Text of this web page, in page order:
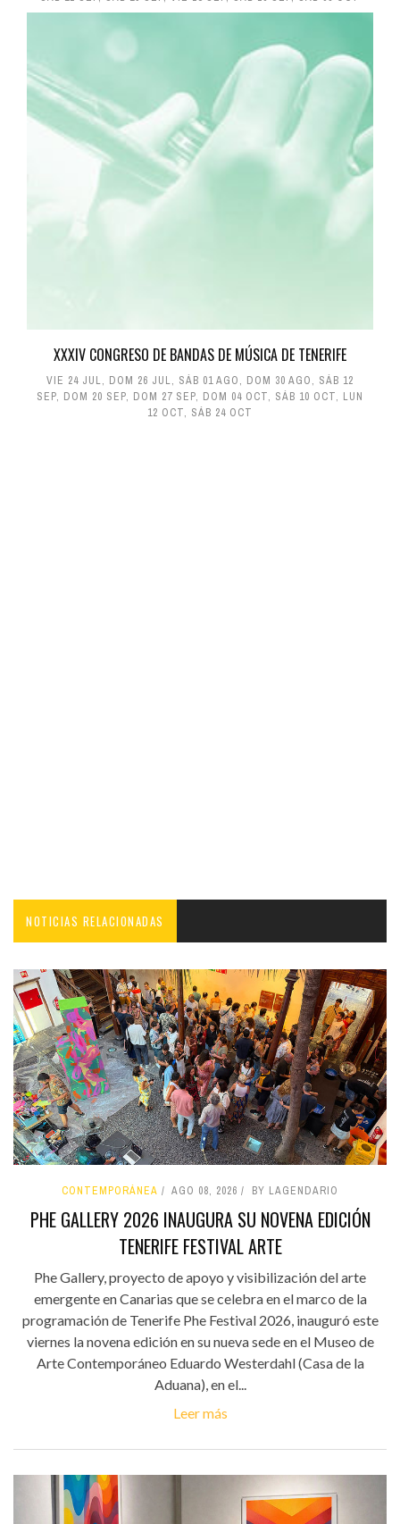
XXXIV CONGRESO DE BANDAS DE MÚSICA DE TENERIFE
VIE 24 JUL, DOM 26 JUL, SÁB 01 AGO, DOM 30 AGO, SÁB 12
SEP, DOM 20 SEP, DOM 27 SEP, DOM 04 OCT, SÁB 10 OCT, LUN
12 OCT, SÁB 24 OCT
NOTICIAS RELACIONADAS
CONTEMPORÁNEA AGO 08, 2026 BY LAGENDARIO
PHE GALLERY 2026 INAUGURA SU NOVENA EDICIÓN
TENERIFE FESTIVAL ARTE
Phe Gallery, proyecto de apoyo y visibilización del arte
emergente en Canarias que se celebra en el marco de la
programación de Tenerife Phe Festival 2026, inauguró este
viernes la novena edición en su nueva sede en el Museo de
Arte Contemporáneo Eduardo Westerdahl (Casa de la
Aduana), en el...
Leer más